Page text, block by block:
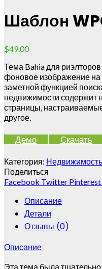
Шаблон
$49.00
Тема Bahia для
фоновое изображение на
заметной функцией
недвижимости содержит
страницы,
другое.
Демо Скачать
Категория: Недвижимость
Поделиться
Facebook Twitter Pinterest
Описание
Детали
Отзывы (0)
Описание
Эта тема была тщательно